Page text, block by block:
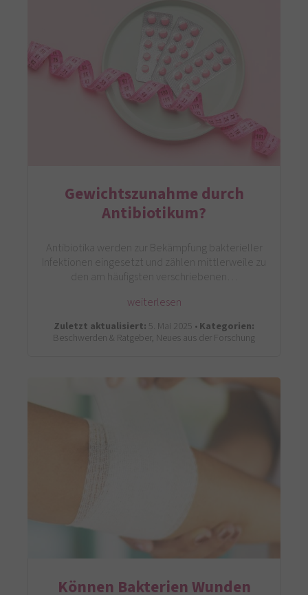
Gewichtszunahme durch
Antibiotikum?
Antibiotika werden zur Bekämpfung bakterieller
Infektionen eingesetzt und zählen mittlerweile zu
den am häufigsten verschriebenen…
weiterlesen
Zuletzt aktualisiert: 5. Mai 2025 •Kategorien:
Beschwerden & Ratgeber, Neues aus der Forschung
Können Bakterien Wunden